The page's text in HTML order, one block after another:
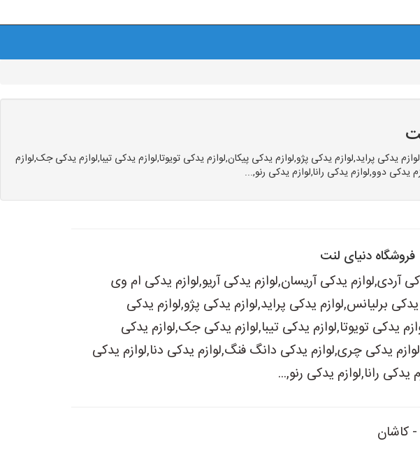
پراید,لوازم یدکی پژو,لوازم یدکی پیکان,لوازم یدکی تویوتا,لوازم یدکی تیبا,لوازم یدکی جک,لوازم
دوو,لوازم یدکی رانا,لوازم یدکی رنو,...
فروشگاه دنیای لنت
آردی,لوازم یدکی آریسان,لوازم یدکی آریو,لوازم یدکی ام وی
یدکی برلیانس,لوازم یدکی پراید,لوازم یدکی پژو,لوازم یدکی
یدکی تویوتا,لوازم یدکی تیبا,لوازم یدکی جک,لوازم یدکی
یدکی چری,لوازم یدکی دانگ فنگ,لوازم یدکی دنا,لوازم یدکی
یدکی رانا,لوازم یدکی رنو,...
کاشان